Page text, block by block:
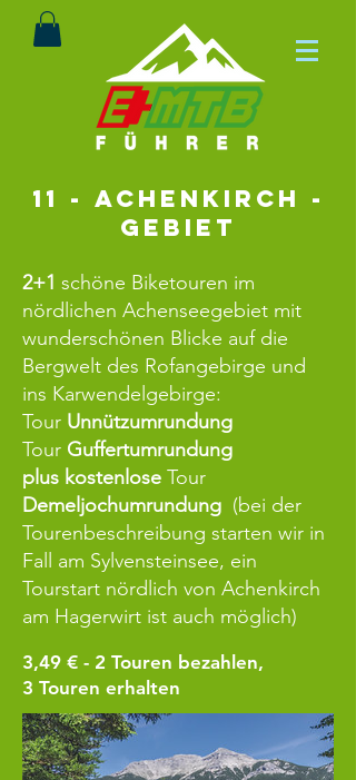
11 - Achenkirch -
Gebiet
2+1 schöne Biketouren im
nördlichen Achenseegebiet mit
wunderschönen Blicke auf die
Bergwelt des Rofangebirge und
ins Karwendelgebirge:
Tour Unnützumrundung
Tour Guffertumrundung
plus kostenlose Tour
Demeljochumrundung (bei der
Tourenbeschreibung starten wir in
Fall am Sylvensteinsee, ein
Tourstart nördlich von Achenkirch
am Hagerwirt ist auch möglich)
3,49 € - 2 Touren bezahlen,
3 Touren erhalten